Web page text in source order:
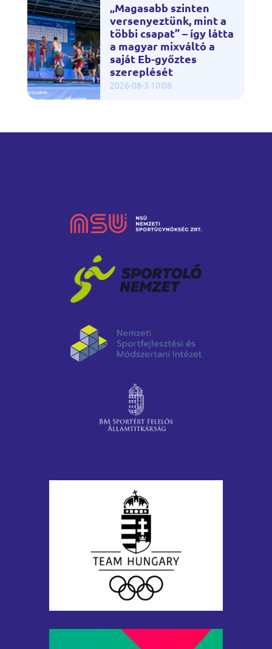
„Magasabb szinten
versenyeztünk, mint a
többi csapat” – így látta
a magyar mixváltó a
saját Eb-győztes
szereplését
2026-08-3 10:08